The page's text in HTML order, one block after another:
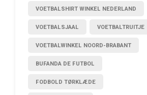
VOETBALSHIRT WINKEL NEDERLAND
VOETBALSJAAL VOETBALTRUITJE
VOETBALWINKEL NOORD-BRABANT
BUFANDA DE FUTBOL
FODBOLD TØRKLÆDE